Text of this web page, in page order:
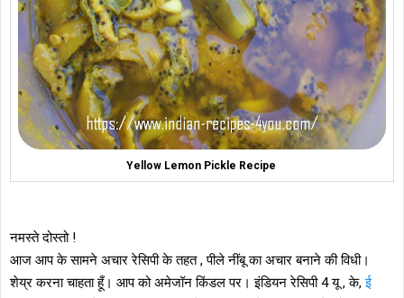
Yellow Lemon Pickle Recipe
नमस्ते दोस्तो !
आज आप के सामने अचार रेसिपी के तहत , पीले नींबू का अचार बनाने की विधी।
शेय्र करना चाहता हूँ। आप को अमेजॉन किंडल पर। इंडियन रेसिपी 4 यू , के,ई